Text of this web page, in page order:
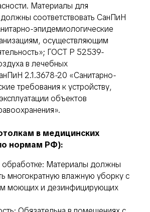
Материалы для
соответствовать СанПиН
эпидемиологические
осуществляющим
ГОСТ Р 52539-
в лечебных
2.1.3678-20 «Санитарно-
требования к устройству,
объектов
в медицинских
нормам РФ):
обработке: Материалы должны
многократную влажную уборку с
моющих и дезинфицирующих